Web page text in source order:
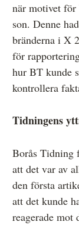
när motivet för
son. Denne
bränderna i X
för
hur BT kunde
kontrollera
Tidningens
Borås Tidning
att det var av
den första
att det kunde
reagerade mot